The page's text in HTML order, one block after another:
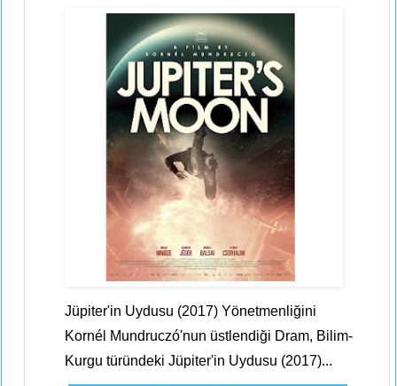
Jüpiter'in Uydusu (2017) Yönetmenliğini
Kornél Mundruczó'nun üstlendiği Dram, Bilim-
Kurgu türündeki Jüpiter'in Uydusu (2017)...